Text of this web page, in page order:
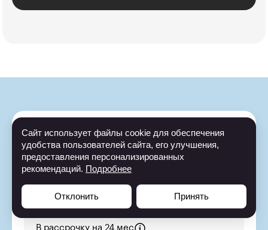
Записаться на курс
148 BYN/мес
В рассрочку на 24 мес
Сайт использует файлы cookie для обеспечения
удобства пользователей сайта, его улучшения,
предоставления персонализированных
рекомендаций. Подробнее
Отклонить Принять